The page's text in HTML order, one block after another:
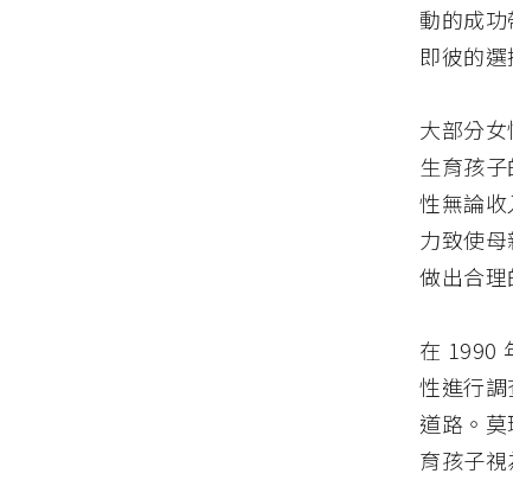
動的成
即彼的
大部分
生育孩
性無論
力致使
做出合理
在 1990
性進行
道路。
育孩子